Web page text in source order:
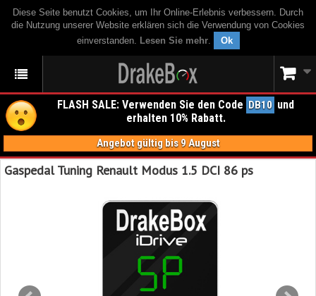
Diese Seite benutzt Cookies, um Ihr Online-Erlebnis verbessern. Durch
die Nutzung unserer Website erklären sich die Verwendung von Cookies
einverstanden. Lesen Sie mehr. Ok
FLASH SALE: Verwenden Sie den Code DB10 und
erhalten 10% Rabatt.
Angebot gültig bis 9 August
Gaspedal Tuning Renault Modus 1.5 DCI 86 ps